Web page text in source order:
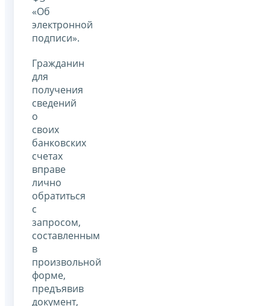
«Об
электронной
подписи».
Гражданин
для
получения
сведений
о
своих
банковских
счетах
вправе
лично
обратиться
с
запросом,
составленным
в
произвольной
форме,
предъявив
документ,